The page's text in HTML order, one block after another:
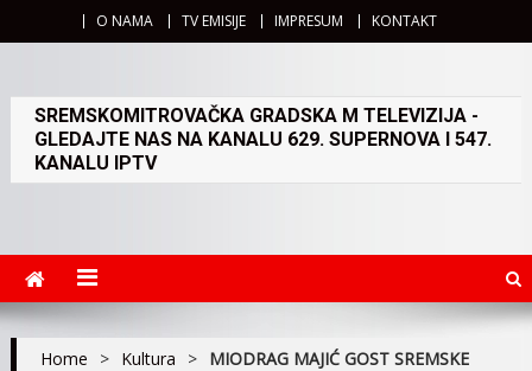
O NAMA TV EMISIJE IMPRESUM KONTAKT
SREMSKOMITROVAČKA GRADSKA M TELEVIZIJA -
GLEDAJTE NAS NA KANALU 629. SUPERNOVA I 547.
KANALU IPTV
Home > Kultura > MIODRAG MAJIĆ GOST SREMSKE